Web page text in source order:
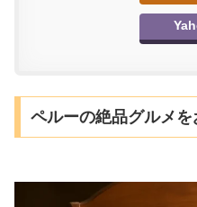
ペルーの絶品グルメ